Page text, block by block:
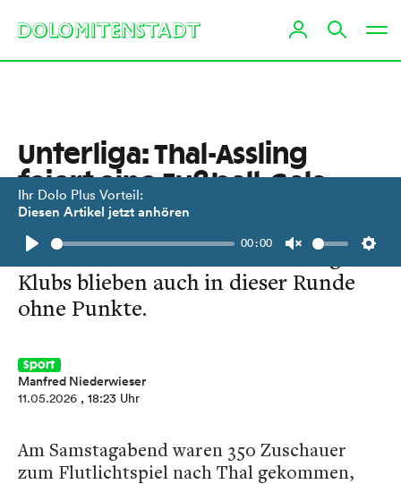
Ihr Dolo Plus Vorteil:
Diesen Artikel jetzt anhören
Play
00:00
Unmute
Unterliga: Thal-Assling
feiert eine Fußball-Gala
5:0 gegen den Tabellenführer
Seeboden! Osttiroler Kärntnerliga
Klubs blieben auch in dieser Runde
ohne Punkte.
Sport
Manfred Niederwieser
11.05.2026 , 18:23 Uhr
Am Samstagabend waren 350 Zuschauer
zum Flutlichtspiel nach Thal gekommen,